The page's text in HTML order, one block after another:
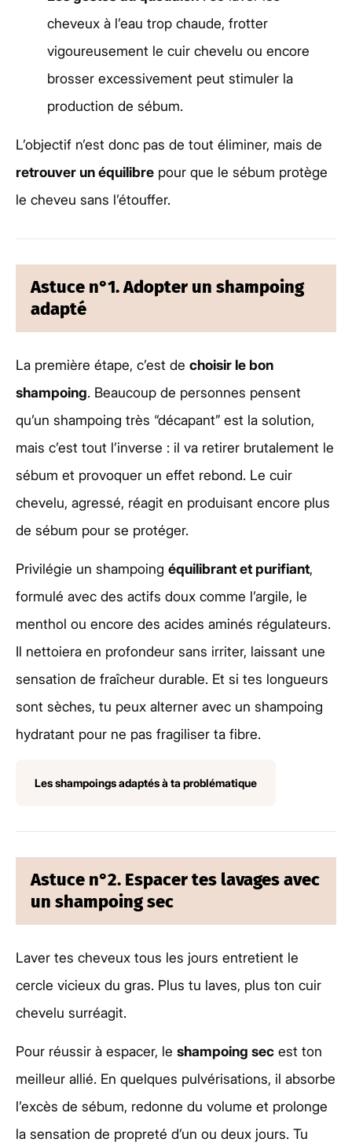
cheveux à l’eau trop chaude, frotter
vigoureusement le cuir chevelu ou encore
brosser excessivement peut stimuler la
production de sébum.
L’objectif n’est donc pas de tout éliminer, mais de
retrouver un équilibre pour que le sébum protège
le cheveu sans l’étouffer.
Astuce n°1. Adopter un shampoing
adapté
La première étape, c’est de choisir le bon
shampoing. Beaucoup de personnes pensent
qu’un shampoing très “décapant” est la solution,
mais c’est tout l’inverse : il va retirer brutalement le
sébum et provoquer un effet rebond. Le cuir
chevelu, agressé, réagit en produisant encore plus
de sébum pour se protéger.
Privilégie un shampoing équilibrant et purifiant,
formulé avec des actifs doux comme l’argile, le
menthol ou encore des acides aminés régulateurs.
Il nettoiera en profondeur sans irriter, laissant une
sensation de fraîcheur durable. Et si tes longueurs
sont sèches, tu peux alterner avec un shampoing
hydratant pour ne pas fragiliser ta fibre.
Les shampoings adaptés à ta problématique
Astuce n°2. Espacer tes lavages avec
un shampoing sec
Laver tes cheveux tous les jours entretient le
cercle vicieux du gras. Plus tu laves, plus ton cuir
chevelu surréagit.
Pour réussir à espacer, le shampoing sec est ton
meilleur allié. En quelques pulvérisations, il absorbe
l’excès de sébum, redonne du volume et prolonge
la sensation de propreté d’un ou deux jours. Tu